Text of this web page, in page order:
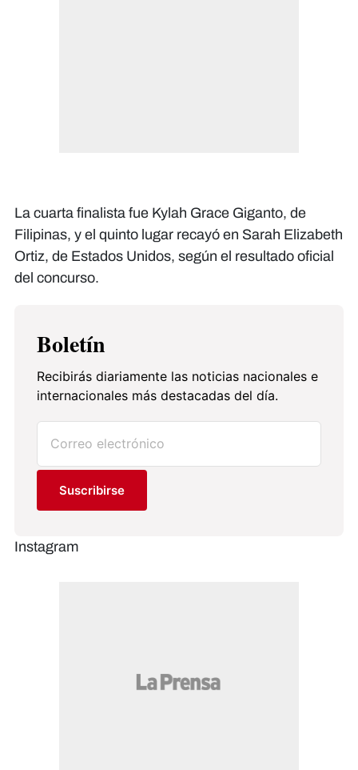
La cuarta finalista fue Kylah Grace Giganto, de
Filipinas, y el quinto lugar recayó en Sarah Elizabeth
Ortiz, de Estados Unidos, según el resultado oficial
del concurso.
Boletín
Recibirás diariamente las noticias nacionales e
internacionales más destacadas del día.
Suscribirse
Instagram